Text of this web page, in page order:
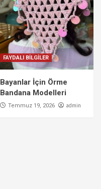
FAYDALI BİLGİLER
Bayanlar İçin Örme
Bandana Modelleri
Temmuz 19, 2026 admin